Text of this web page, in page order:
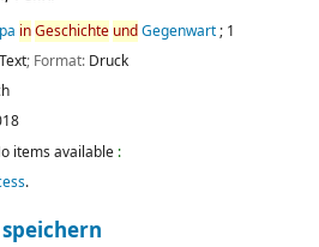
inGeschichte undGegenwart; 1
Text; Format: Druck
items available :
.